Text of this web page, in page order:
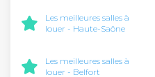
Les meilleures salles à
louer - Haute-Saône
Les meilleures salles à
louer - Belfort